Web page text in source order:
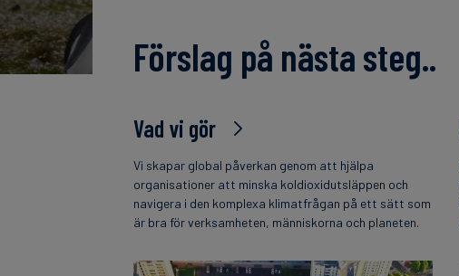
Förslag på nästa steg..
Vad vi gör
Vi skapar global påverkan genom att hjälpa
organisationer att minska koldioxidutsläppen och
navigera i den komplexa klimatfrågan på ett sätt som
är bra för verksamheten, människorna och planeten.